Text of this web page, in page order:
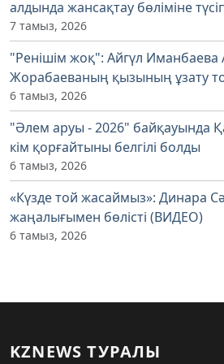
алдында жансақтау бөліміне
7 тамыз, 2026
"Ренішім жоқ": Айгүл Иманбаева
Жорабаеваның қызының ұзату
6 тамыз, 2026
"Әлем аруы - 2026" байқауында
кім қорғайтыны белгілі болды
6 тамыз, 2026
«Күзде той жасаймыз»: Динара
жаңалығымен бөлісті (ВИДЕО)
6 тамыз, 2026
KZNEWS ТУРАЛЫ